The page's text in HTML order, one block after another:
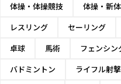
体操・体操競技
体操・新
レスリング
セーリング
卓球
馬術 フェンシン
バドミントン
ライフル射撃